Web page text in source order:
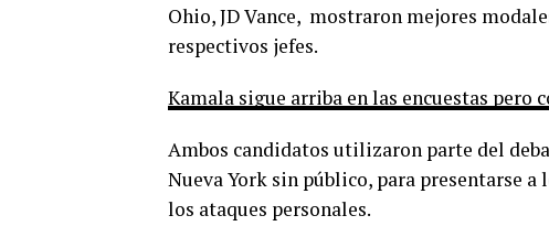
Ohio, JD Vance, mostraron mejores
respectivos jefes.
Kamala sigue arriba en las encuestas pero
Ambos candidatos utilizaron parte del
Nueva York sin público, para presentarse
los ataques personales.